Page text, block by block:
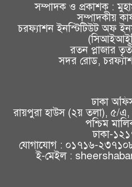
সম্পাদক ও প্রকাশক :
সম্পাদকীয়
চরফ্যাশন ইনস্টিটিউট অফ
রতন প্লাজার
সদর রোড,
ঢাকা
রায়পুরা হাউস (২য় তলা), ৫/
পশ্চিম
ঢাকা-
যোগাযোগ : ০১৭১৬-
ই-মেইল :